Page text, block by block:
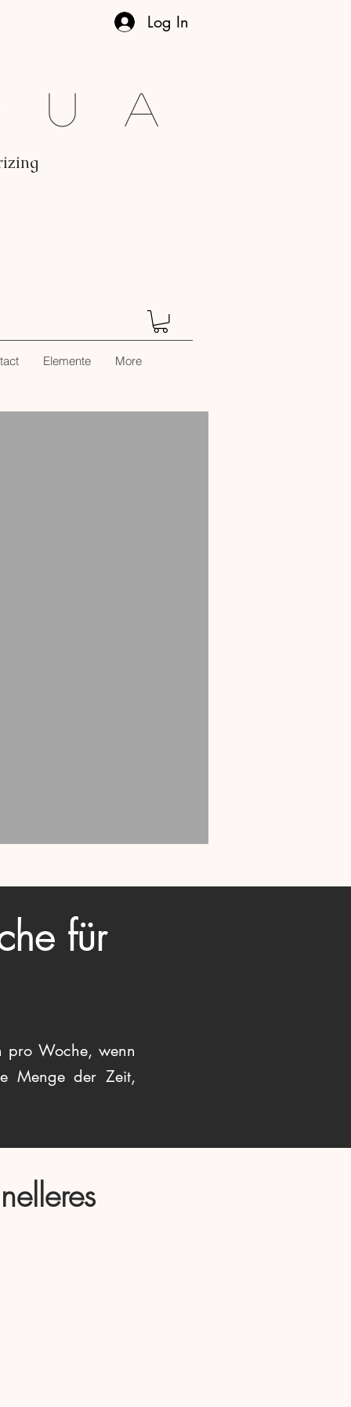
Log In
Elemente More
für
pro Woche, wenn
Menge der Zeit,